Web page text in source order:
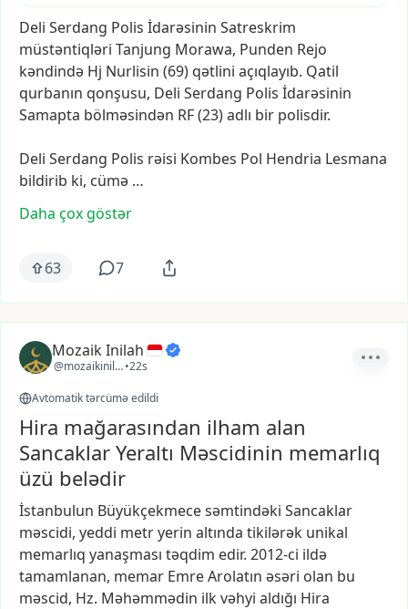
Deli Serdang Polis İdarəsinin Satreskrim
müstəntiqləri Tanjung Morawa, Punden Rejo
kəndində Hj Nurlisin (69) qətlini açıqlayıb. Qatil
qurbanın qonşusu, Deli Serdang Polis İdarəsinin
Samapta bölməsindən RF(23)adlı bir polisdir.
Deli Serdang Polis rəisi Kombes Pol Hendria Lesmana
bildirib ki, cümə …
Daha çox göstər
63 7
Mozaik Inilah
@mozaikinilah•22s
Avtomatik tərcümə edildi
Hira mağarasından ilham alan
Sancaklar Yeraltı Məscidinin memarlıq
üzü belədir
İstanbulun Büyükçekmecesəmtindəki Sancaklar
məscidi, yeddi metryerin altında tikilərək unikal
memarlıq yanaşması təqdim edir. 2012-ci ildə
tamamlanan, memar EmreArolatın əsəri olan bu
məscid, Hz. Məhəmmədin ilkvəhyi aldığı Hira